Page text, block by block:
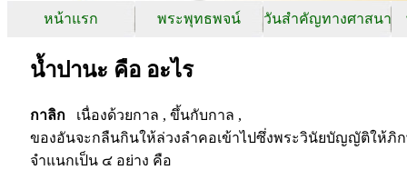
หน้าแรก พระพุทธพจน์ วันสำคัญทางศาสนา
น้ำปานะ คือ อะไร
กาลิก
เนื่องด้วยกาล , ขึ้นกับกาล ,
ของอันจะกลืนกินให้ล่วงลำคอเข้าไปซึ่งพระวินัยบัญญัติให้ภิ
จำแนกเป็น ๔ อย่าง คือ